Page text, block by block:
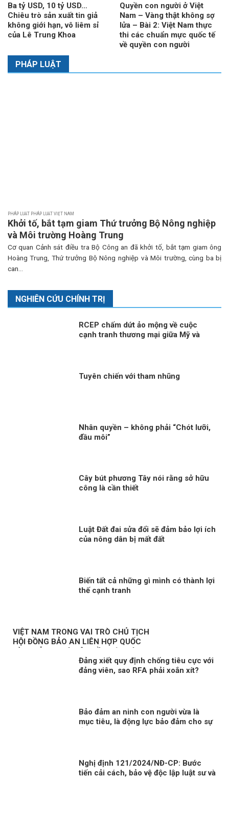
Ba tỷ USD, 10 tỷ USD…
Chiêu trò sản xuất tin giả
không giới hạn, vô liêm sỉ
của Lê Trung Khoa
Quyền con người ở Việt
Nam – Vàng thật không sợ
lửa – Bài 2: Việt Nam thực
thi các chuẩn mực quốc tế
về quyền con người
PHÁP LUẬT
PHÁP LUẬT PHÁP LUẬT VIỆT NAM
Khởi tố, bắt tạm giam Thứ trưởng Bộ Nông nghiệp
và Môi trường Hoàng Trung
Cơ quan Cảnh sát điều tra Bộ Công an đã khởi tố, bắt tạm giam ông
Hoàng Trung, Thứ trưởng Bộ Nông nghiệp và Môi trường, cùng ba bị
can...
NGHIÊN CỨU CHÍNH TRỊ
RCEP chấm dứt ảo mộng về cuộc
cạnh tranh thương mại giữa Mỹ và
Tuyên chiến với tham nhũng
Nhân quyền – không phải “Chót lưỡi,
đầu môi”
Cây bút phương Tây nói rằng sở hữu
công là cần thiết
Luật Đất đai sửa đổi sẽ đảm bảo lợi ích
của nông dân bị mất đất
Biến tất cả những gì mình có thành lợi
thế cạnh tranh
VIỆT NAM TRONG VAI TRÒ CHỦ TỊCH
HỘI ĐỒNG BẢO AN LIÊN HỢP QUỐC
Đảng xiết quy định chống tiêu cực với
đảng viên, sao RFA phải xoắn xít?
Bảo đảm an ninh con người vừa là
mục tiêu, là động lực bảo đảm cho sự
Nghị định 121/2024/NĐ-CP: Bước
tiến cải cách, bảo vệ độc lập luật sư và